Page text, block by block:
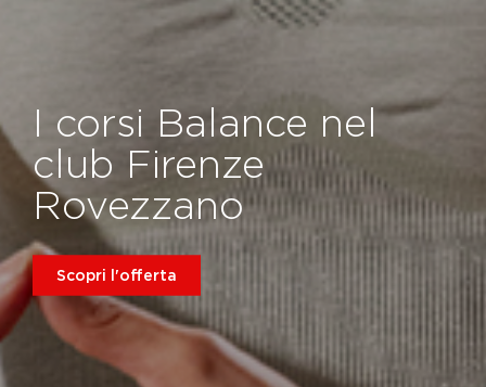
I corsi Balance nel
club Firenze
Rovezzano
Scopri l'offerta